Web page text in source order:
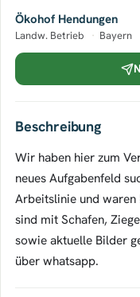
Ökohof Hendungen
Landw. Betrieb · Bayern
Beschreibung
Wir haben hier zum
neues Aufgabenfeld
Arbeitslinie und waren
sind mit Schafen,
sowie aktuelle Bilder
über whatsapp.